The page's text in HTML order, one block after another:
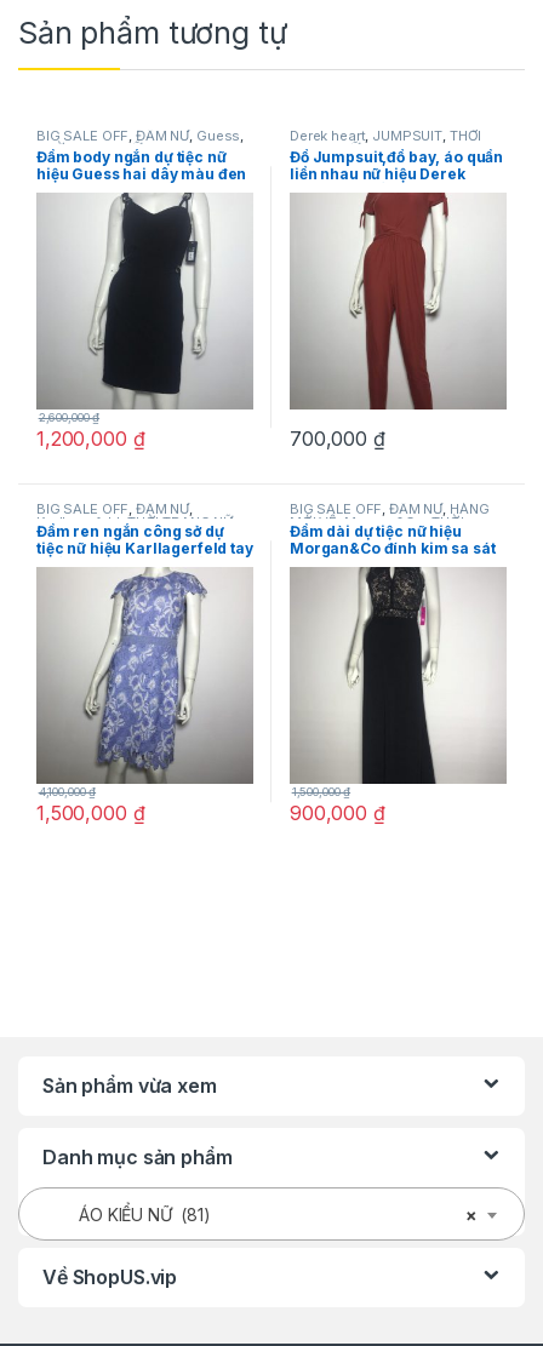
Sản phẩm tương tự
BIG SALE OFF ,ĐẦM NỮ, Guess
THỜI TRANG NỮ
Đầm body ngắn dự tiệc nữ
hiệu Guess hai dây màu đen
size 4 chính hãng
1,200,000 ₫
2,600,000₫
Derek heart, JUMPSUIT THỜI
TRANG NỮ
Đồ Jumpsuit,đồ bay, áo quần
liền nhau nữ hiệu Derek
heart tay ngắn có nơ màu
nâu đỏ size S chính hãng
700,000 ₫
BIG SALE OFF,ĐẦM NỮ,
Karllagerfeld ,THỜI TRANG NỮ
Đầm ren ngắn công sở dự
tiệc nữ hiệu Karllagerfeld tay
ngắn màu xanh họa tiết hoa
size 4 chính hãng
1,500,000 ₫
4,100,000₫
BIG SALE OFF,ĐẦM NỮ, HÀNG
MỚI VỀ, Morgan&Co ,THỜI
TRANG NỮ
Đầm dài dự tiệc nữ hiệu
Morgan&Co đính kim sa sát
nách màu đen size 5 chính
900,000 ₫
1,500,000₫
Sản phẩm vừa xem
Danh mục sản phẩm
×
ÁO KIỂU NỮ (81)
Về ShopUS.vip